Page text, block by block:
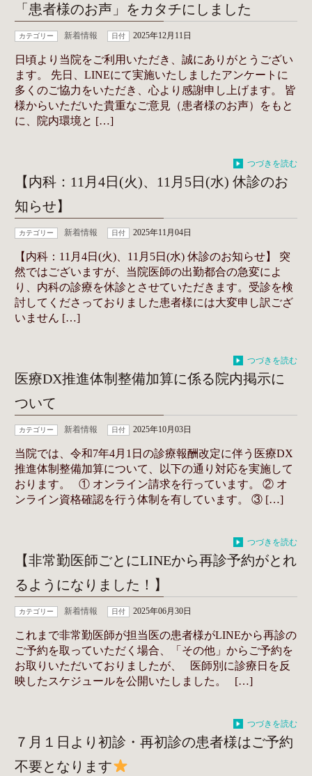
「患者様のお声」をカタチにしました
カテゴリー 新着情報 日付 2025年12月11日
日頃より当院をご利用いただき、誠にありがとうござい
ます。 先日、LINEにて実施いたしましたアンケートに
多くのご協力をいただき、心より感謝申し上げます。 皆
様からいただいた貴重なご意見（患者様のお声）をもと
に、院内環境と […]
つづきを読む
【内科：11月4日(火)、11月5日(水) 休診のお
知らせ】
カテゴリー 新着情報 日付 2025年11月04日
【内科：11月4日(火)、11月5日(水) 休診のお知らせ】 突
然ではございますが、当院医師の出勤都合の急変によ
り、内科の診療を休診とさせていただきます。受診を検
討してくださっておりました患者様には大変申し訳ござ
いません […]
つづきを読む
医療DX推進体制整備加算に係る院内掲示に
ついて
カテゴリー 新着情報 日付 2025年10月03日
当院では、令和7年4月1日の診療報酬改定に伴う医療DX
推進体制整備加算について、以下の通り対応を実施して
おります。 ① オンライン請求を行っています。 ② オ
ンライン資格確認を行う体制を有しています。 ③ […]
つづきを読む
【非常勤医師ごとにLINEから再診予約がとれ
るようになりました！】
カテゴリー 新着情報 日付 2025年06月30日
これまで非常勤医師が担当医の患者様がLINEから再診の
ご予約を取っていただく場合、「その他」からご予約を
お取りいただいておりましたが、 医師別に診療日を反
映したスケジュールを公開いたしました。 […]
つづきを読む
７月１日より初診・再初診の患者様はご予約
不要となります